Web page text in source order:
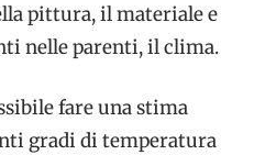
pittura, il materiale e
nelle parenti, il clima.
fare una stima
gradi di temperatura